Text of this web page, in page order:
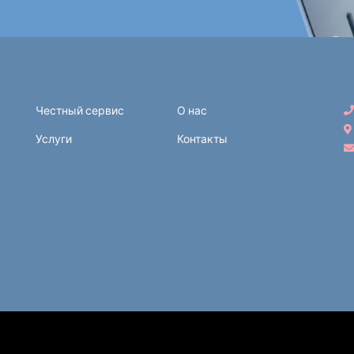
Честный сервис О нас
Услуги Контакты